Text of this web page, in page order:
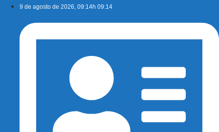
conteúdo
9 de agosto de 2026, 09:14h 09:14